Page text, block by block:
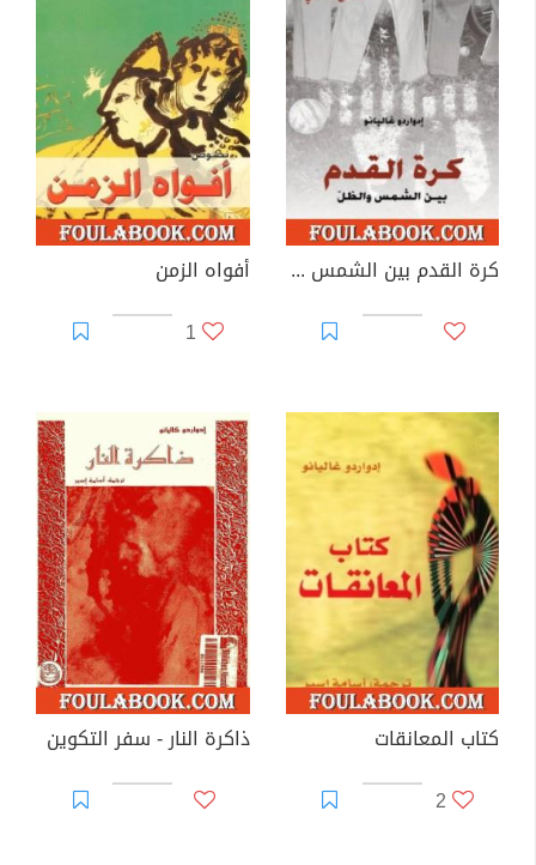
كرة القدم بين الشمس والظل
أفواه الزمن
1
كتاب المعانقات
2
ذاكرة النار - سفر التكوين